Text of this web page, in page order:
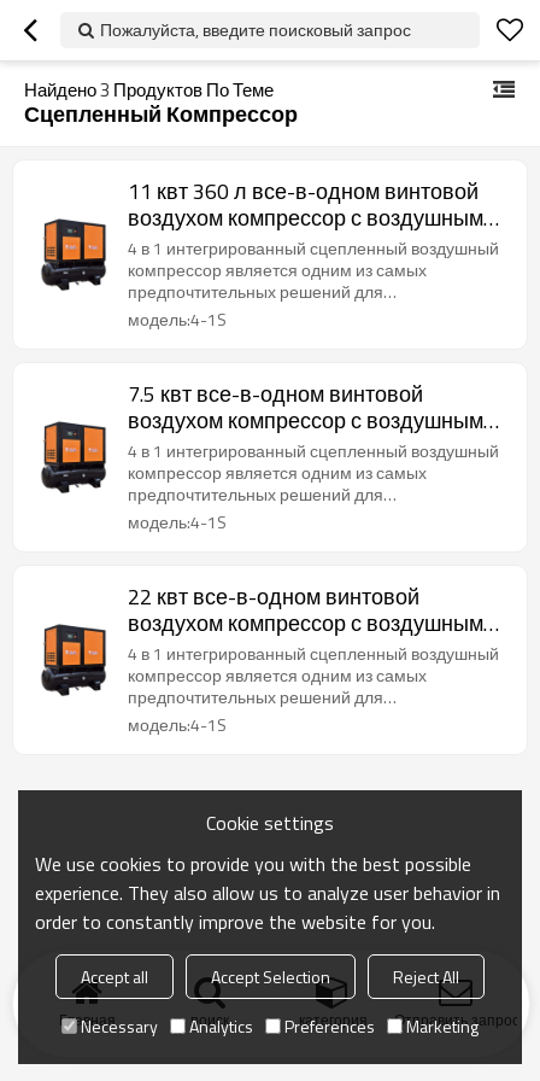
Пожалуйста, введите поисковый запрос
Найдено3 Продуктов По Теме
Сцепленный Компрессор
11 квт 360 л все-в-одном винтовой
воздухом компрессор с воздушным
сушильником и резервуаром
4 в 1 интегрированный сцепленный воздушный
компрессор является одним из самых
предпочтительных решений для
промышленных целей.
модель:4-1S
7.5 квт все-в-одном винтовой
воздухом компрессор с воздушным
сушильником и резервуаром 300 л
4 в 1 интегрированный сцепленный воздушный
компрессор является одним из самых
предпочтительных решений для
промышленных целей.
модель:4-1S
22 квт все-в-одном винтовой
воздухом компрессор с воздушным
сушильником и резервуаром 500 л
4 в 1 интегрированный сцепленный воздушный
компрессор является одним из самых
предпочтительных решений для
промышленных целей.
модель:4-1S
Главная поиск категория Отправить запрос
Cookie settings
We use cookies to provide you with the best possible
experience. They also allow us to analyze user behavior in
order to constantly improve the website for you.
Accept all Accept Selection
Reject All
Necessary
Analytics Preferences Marketing